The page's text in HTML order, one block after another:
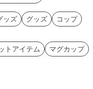
ッズ グッズ
コップ
トアイテム
マグカップ